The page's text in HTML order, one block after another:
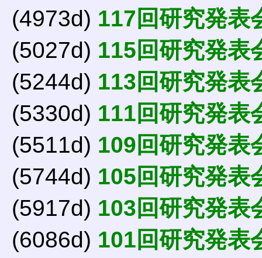
(4973d) 117回研究発表
(5027d) 115回研究発表
(5244d) 113回研究発表
(5330d) 111回研究発表
(5511d) 109回研究発表
(5744d) 105回研究発表
(5917d) 103回研究発表
(6086d) 101回研究発表